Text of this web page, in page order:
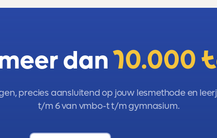
dan10.000
precies aansluitend op jouw lesmethode en
t/m 6 van vmbo-t t/m gymnasium.